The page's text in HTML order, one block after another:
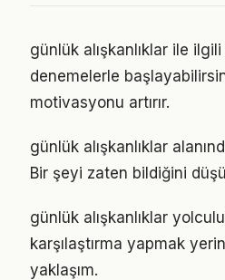
günlük alışkanlıklar ile
denemelerle
motivasyonu artırır.
günlük alışkanlıklar
Bir şeyi zaten bildiğini
günlük alışkanlıklar
karşılaştırma yapmak
yaklaşım.